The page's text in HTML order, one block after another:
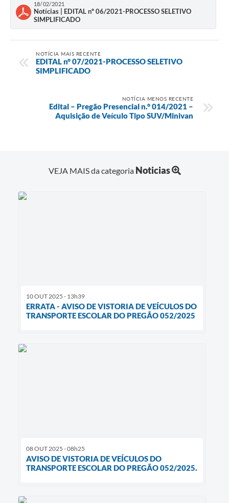
18/02/2021
Notícias | EDITAL nº 06/2021-PROCESSO SELETIVO
SIMPLIFICADO
NOTÍCIA MAIS RECENTE
EDITAL n° 07/2021-PROCESSO SELETIVO
SIMPLIFICADO
NOTÍCIA MENOS RECENTE
Edital – Pregão Presencial n.° 014/2021 –
Aquisição de Veículo Tipo SUV/Minivan
VEJA MAIS da categoria Noticias
10 OUT 2025 - 13h39
ERRATA - AVISO DE VISTORIA DE VEÍCULOS DO
TRANSPORTE ESCOLAR DO PREGÃO 052/2025
08 OUT 2025 - 08h25
AVISO DE VISTORIA DE VEÍCULOS DO
TRANSPORTE ESCOLAR DO PREGÃO 052/2025.